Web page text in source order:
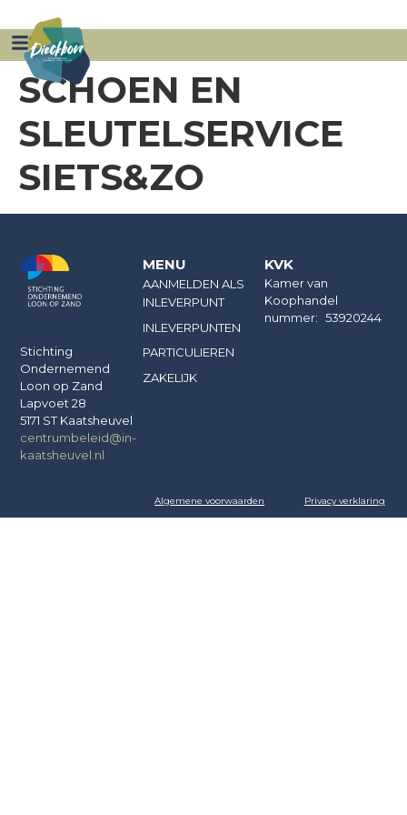
AANMELDEN INNAME PUNT
SCHOEN EN
SLEUTELSERVICE
SIETS&ZO
Privacy verklaring
Algemene voorwaarden
Stichting
Ondernemend
Loon op Zand
Lapvoet 28
5171 ST Kaatsheuvel
centrumbeleid@in-
kaatsheuvel.nl
MENU
AANMELDEN ALS
INLEVERPUNT
INLEVERPUNTEN
PARTICULIEREN
ZAKELIJK
KVK
Kamer van
Koophandel
nummer: 53920244